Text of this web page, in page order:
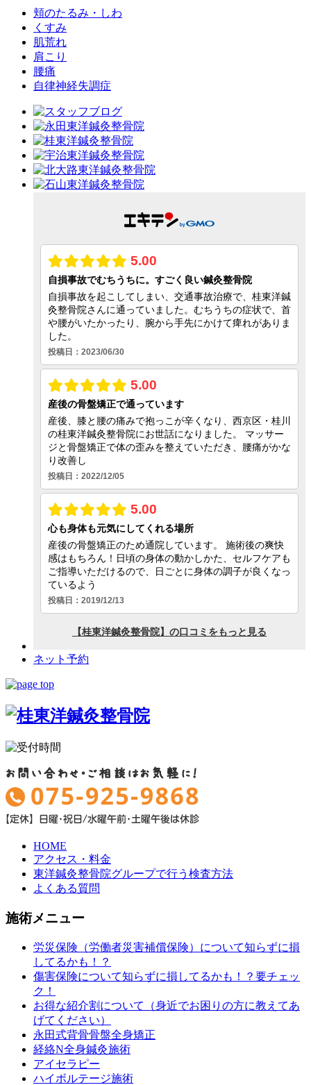
おねしょ
スポーツでの怪我
足のトラブル
オスグッドシュラッター病
子供の姿勢改善
子供の踵の痛み
成長痛
小児鍼
交通事故メニュー
むち打ち症
交通事故に遭った時には
交通事故の保険
交通事故後の痛み
鍼灸治療メニュー
頬のたるみ・しわ
くすみ
肌荒れ
肩こり
腰痛
自律神経失調症
初めての方へ
東洋鍼灸整骨院グループで行う検査方法
頬のたるみ・しわ
くすみ
肌荒れ
肩こり
腰痛
自律神経失調症
ネット予約
HOME
アクセス・料金
東洋鍼灸整骨院グループで行う検査方法
よくある質問
施術メニュー
労災保険（労働者災害補償保険）について知らずに損
してるかも！？
傷害保険について知らずに損してるかも！？要チェッ
ク！
お得な紹介割について（身近でお困りの方に教えてあ
げてください）
永田式背骨骨盤全身矯正
経絡N全身鍼灸施術
アイセラピー
ハイボルテージ施術